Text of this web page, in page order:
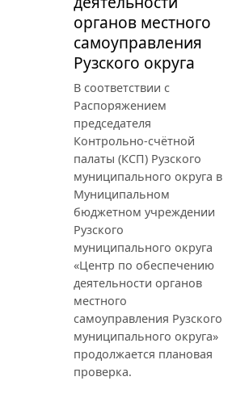
органов местного
самоуправления
Рузского округа
В соответствии с
Распоряжением
председателя
Контрольно-счётной
палаты (КСП) Рузского
муниципального округа в
Муниципальном
бюджетном учреждении
Рузского
муниципального округа
«Центр по обеспечению
деятельности органов
местного
самоуправления Рузского
муниципального округа»
продолжается плановая
проверка.